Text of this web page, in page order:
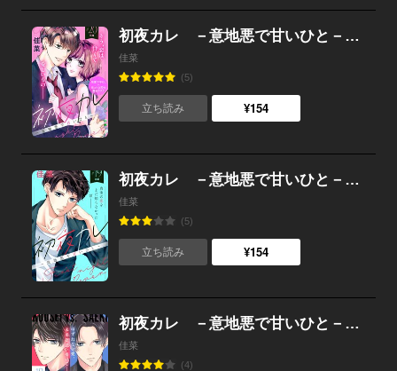
初夜カレ －意地悪で甘いひと－ 分冊版 （20）
佳菜
(5)
立ち読み ¥154
初夜カレ －意地悪で甘いひと－ 分冊版 （19）
佳菜
(5)
立ち読み ¥154
初夜カレ －意地悪で甘いひと－ 分冊版 （18）
佳菜
(4)